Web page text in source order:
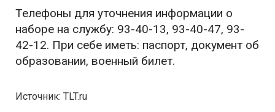
Телефоны для уточнения информации о
наборе на службу: 93-40-13, 93-40-47, 93-
42-12. При себе иметь: паспорт, документ об
образовании, военный билет.
Источник: TLT.ru